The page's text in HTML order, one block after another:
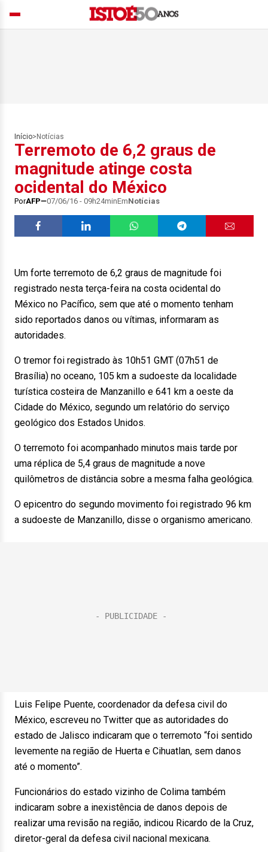
Início> Notícias
Terremoto de 6,2 graus de
magnitude atinge costa
ocidental do México
PorAFP 07/06/16 - 09h24minEmNotícias
Um forte terremoto de 6,2 graus de magnitude foi
registrado nesta terça-feira na costa ocidental do
México no Pacífico, sem que até o momento tenham
sido reportados danos ou vítimas, informaram as
autoridades.
O tremor foi registrado às 10h51 GMT (07h51 de
Brasília) no oceano, 105 km a sudoeste da localidade
turística costeira de Manzanillo e 641 km a oeste da
Cidade do México, segundo um relatório do serviço
geológico dos Estados Unidos.
O terremoto foi acompanhado minutos mais tarde por
uma réplica de 5,4 graus de magnitude a nove
quilômetros de distância sobre a mesma falha geológica.
O epicentro do segundo movimento foi registrado 96 km
a sudoeste de Manzanillo, disse o organismo americano.
Luis Felipe Puente, coordenador da defesa civil do
México, escreveu no Twitter que as autoridades do
estado de Jalisco indicaram que o terremoto “foi sentido
levemente na região de Huerta e Cihuatlan, sem danos
até o momento”.
Funcionários do estado vizinho de Colima também
indicaram sobre a inexistência de danos depois de
realizar uma revisão na região, indicou Ricardo de la Cruz,
diretor-geral da defesa civil nacional mexicana.